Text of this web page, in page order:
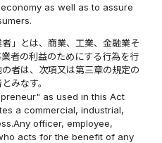
as well as to assure
」とは、商業、工業、金融業そ
者の利益のためにする行為を行
者は、次項又は第三章の規定の
みなす。
as used in this Act
a commercial, industrial,
officer, employee,
acts for the benefit of any